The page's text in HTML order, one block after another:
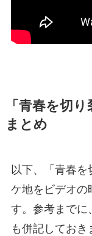
「青春を切
まとめ
以下、「青春
ケ地をビデオの
す。参考までに
も併記しておき